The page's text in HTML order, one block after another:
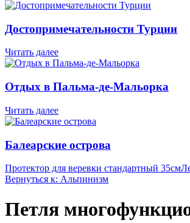
Достопримечательности Турции
Читать далее
Отдых в Пальма-де-Мальорка
Читать далее
Балеарские острова
Протектор для веревки стандартный 35см
Вернуться к: Альпинизм
Петля